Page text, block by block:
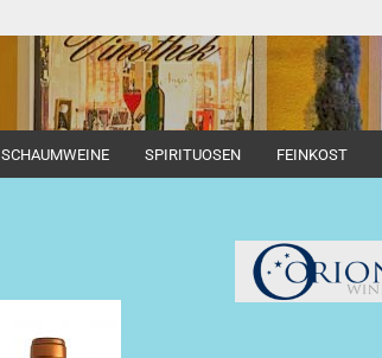
SCHAUMWEINE SPIRITUOSEN FEINKOST